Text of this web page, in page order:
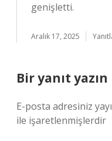
genişletti.
Aralık 17, 2025
Bir yanıt yazın
E-posta adresiniz
ile işaretlenmişlerdir